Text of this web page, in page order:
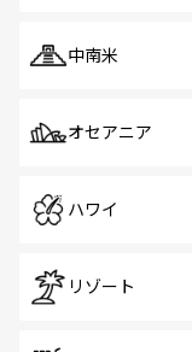
中南米
オセアニア
ハワイ
リゾート